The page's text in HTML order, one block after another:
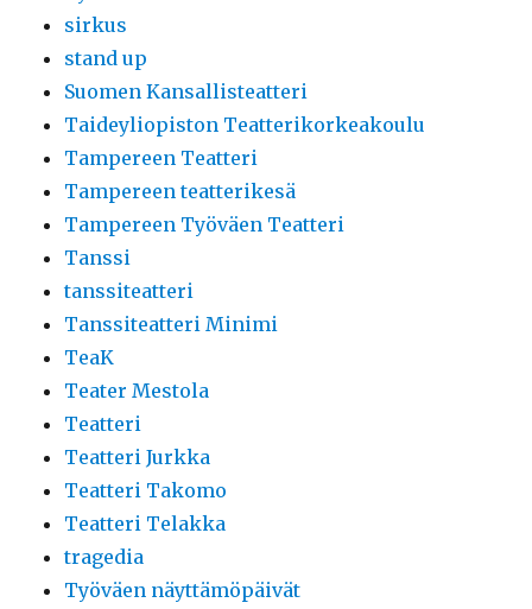
sirkus
stand up
Suomen Kansallisteatteri
Taideyliopiston Teatterikorkeakoulu
Tampereen Teatteri
Tampereen teatterikesä
Tampereen Työväen Teatteri
Tanssi
tanssiteatteri
Tanssiteatteri Minimi
TeaK
Teater Mestola
Teatteri
Teatteri Jurkka
Teatteri Takomo
Teatteri Telakka
tragedia
Työväen näyttämöpäivät